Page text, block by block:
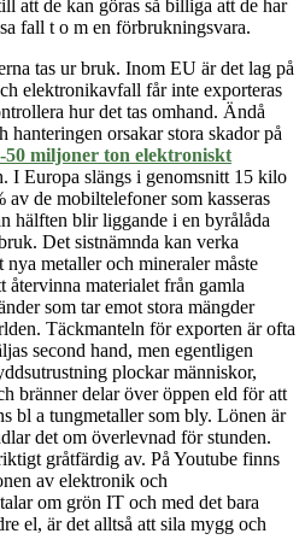
att de kan göras så billiga att de har
fall t o m en förbrukningsvara.
tas ur bruk. Inom EU är det lag på
elektronikavfall får inte exporteras
hur det tas omhand. Ändå
hanteringen orsakar stora skador på
50 miljoner ton elektroniskt
I Europa slängs i genomsnitt 15 kilo
av de mobiltelefoner som kasseras
hälften blir liggande i en byrålåda
Det sistnämnda kan verka
metaller och mineraler måste
materialet från gamla
som tar emot stora mängder
Täckmanteln för exporten är ofta
second hand, men egentligen
plockar människor,
bränner delar över öppen eld för att
bl a tungmetaller som bly. Lönen är
det om överlevnad för stunden.
gråtfärdig av. På Youtube finns
av elektronik och
om grön IT och med det bara
el, är det alltså att sila mygg och